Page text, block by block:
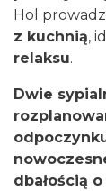
Hol
z kuchnią,
relaksu.
Dwie
dbałością